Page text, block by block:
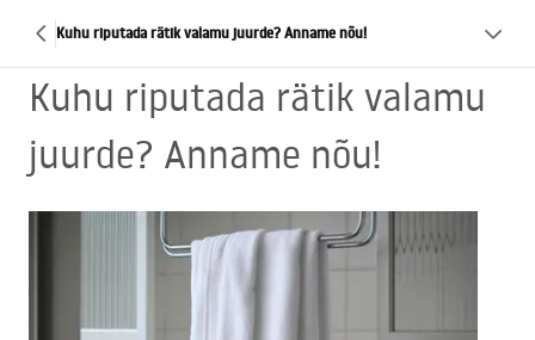
Kuhu riputada rätik valamu juurde? Anname nõu!
Kuhu riputada rätik valamu
juurde? Anname nõu!